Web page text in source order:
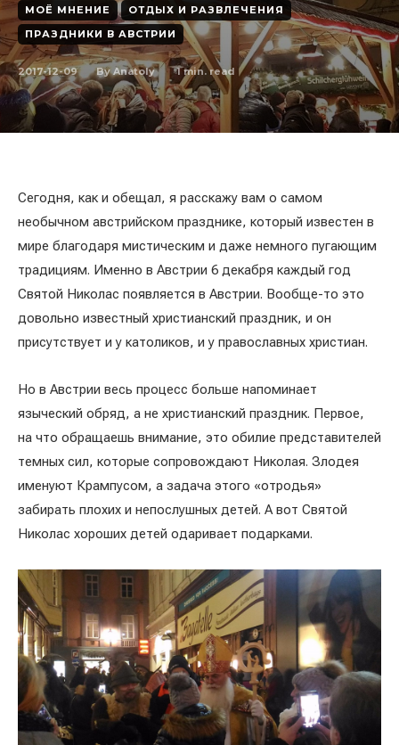
МОЁ МНЕНИЕ
ОТДЫХ И РАЗВЛЕЧЕНИЯ
ПРАЗДНИКИ В АВСТРИИ
2017-12-09 By Anatoly 1min. read
Сегодня, как и обещал, я расскажу вам о самом
необычном австрийском празднике, который известен в
мире благодаря мистическим и даже немного пугающим
традициям. Именно в Австрии 6 декабря каждый год
Святой Николас появляется в Австрии. Вообще-то это
довольно известный христианский праздник, и он
присутствует и у католиков, и у православных христиан.
Но в Австрии весь процесс больше напоминает
языческий обряд, а не христианский праздник. Первое,
на что обращаешь внимание, это обилие представителей
темных сил, которые сопровождают Николая. Злодея
именуют Крампусом, а задача этого «отродья»
забирать плохих и непослушных детей. А вот Святой
Николас хороших детей одаривает подарками.